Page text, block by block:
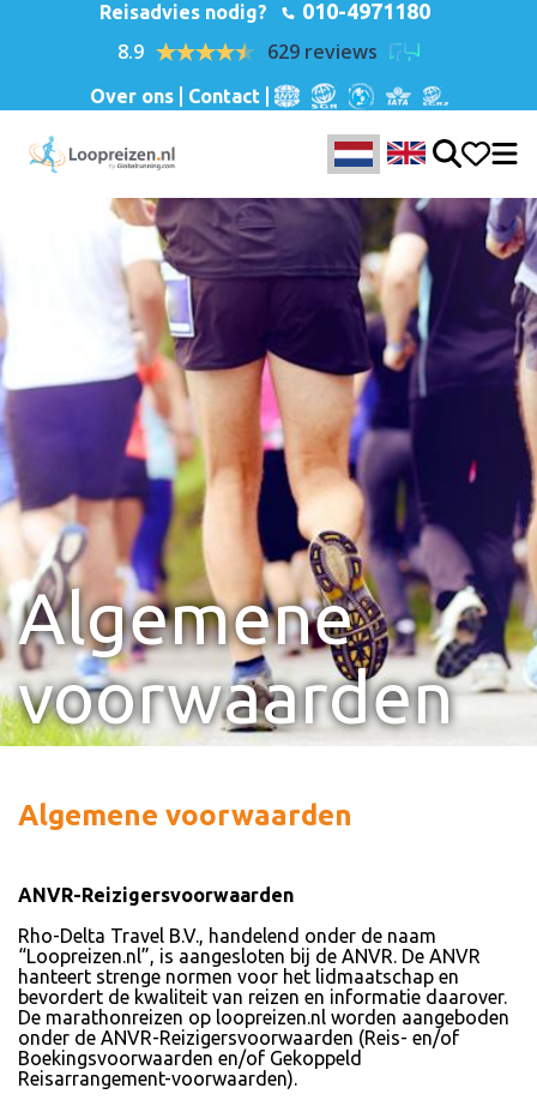
Reisadvies nodig? 010-4971180
8.9 629 reviews
Over ons Contact
Algemene
voorwaarden
Algemene voorwaarden
ANVR-Reizigersvoorwaarden
Rho-Delta Travel B.V., handelend onder de naam
“Loopreizen.nl”, is aangesloten bij de ANVR. De ANVR
hanteert strenge normen voor het lidmaatschap en
bevordert de kwaliteit van reizen en informatie daarover.
De marathonreizen op loopreizen.nl worden aangeboden
onder de ANVR-Reizigersvoorwaarden (Reis- en/of
Boekingsvoorwaarden en/of Gekoppeld
Reisarrangement-voorwaarden).